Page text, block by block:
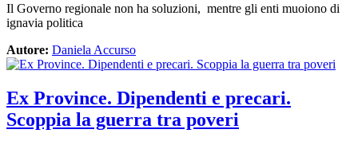
Il Governo regionale non ha soluzioni, mentre gli enti muoiono di
ignavia politica
Autore: Daniela Accurso
Ex Province. Dipendenti e precari.
Scoppia la guerra tra poveri